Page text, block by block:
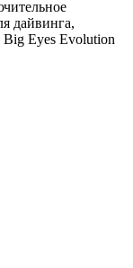
дайвинга,
Big Eyes Evolution